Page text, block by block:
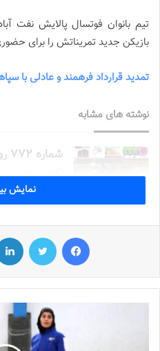
تیم بانوان فوتسال پالایش نفت
بازیکن جدید تمریناتش را برای
تمدید قرارداد فرهمند و عادلی با
نوشته های مشابه
شماره 772 روزنامه فوتبالز منتشر شد
2022-12-16
2023-12-25
شماره 900 روزنامه فوتبالز منتشر شد
شماره 918 روزنامه فوتبالز منتشر شد
نمایش